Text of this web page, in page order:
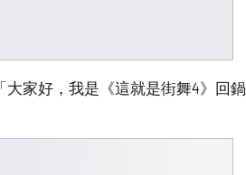
家好，我是《這就是街舞4》回鍋